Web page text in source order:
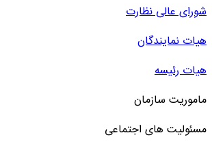
شورای عالی نظارت
هیات نمایندگان
هیات رئیسه
ماموریت سازمان
مسئولیت های اجتماعی